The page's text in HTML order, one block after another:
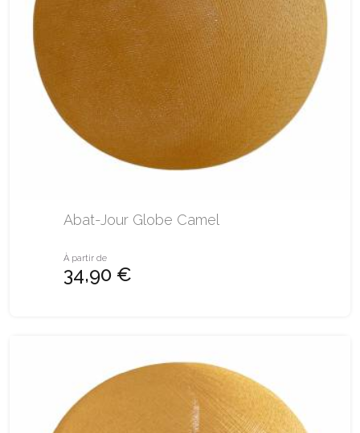
Abat-Jour Globe Camel
À partir de
34,90 €